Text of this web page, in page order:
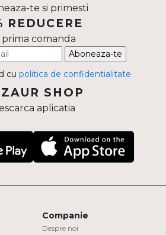
te si primesti
REDUCERE
prima comanda
Aboneaza-te
cu politica de confidentialitate
SHOP
aplicatia
Companie
Despre noi